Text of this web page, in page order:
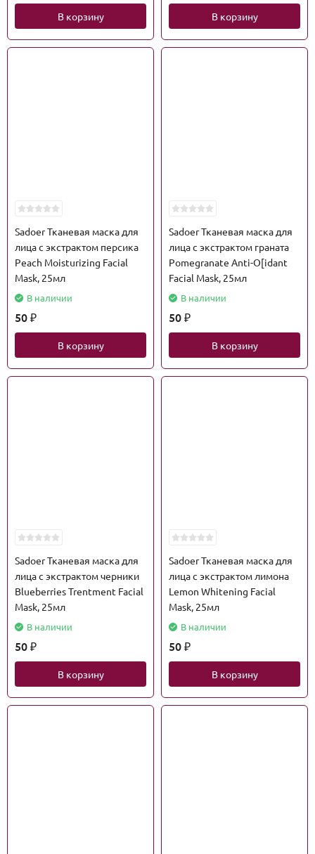
В корзину В корзину
Sadoer Тканевая маска для
лица с экстрактом персика
Peach Moisturizing Facial
Mask, 25мл
В наличии
50 ₽
В корзину
Sadoer Тканевая маска для
лица с экстрактом граната
Pomegranate Anti-O[idant
Facial Mask, 25мл
В наличии
50 ₽
В корзину
Sadoer Тканевая маска для
лица с экстрактом черники
Blueberries Trentment Facial
Mask, 25мл
В наличии
50 ₽
В корзину
Sadoer Тканевая маска для
лица с экстрактом лимона
Lemon Whitening Facial
Mask, 25мл
В наличии
50 ₽
В корзину